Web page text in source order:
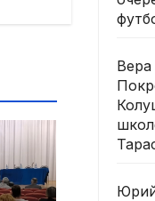
Вера